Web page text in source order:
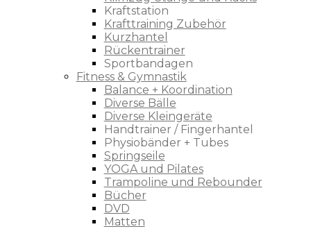
Kraftstation
Krafttraining Zubehör
Kurzhantel
Rückentrainer
Sportbandagen
Fitness & Gymnastik
Balance + Koordination
Diverse Bälle
Diverse Kleingeräte
Handtrainer / Fingerhantel
Physiobänder + Tubes
Springseile
YOGA und Pilates
Trampoline und Rebounder
Bücher
DVD
Matten